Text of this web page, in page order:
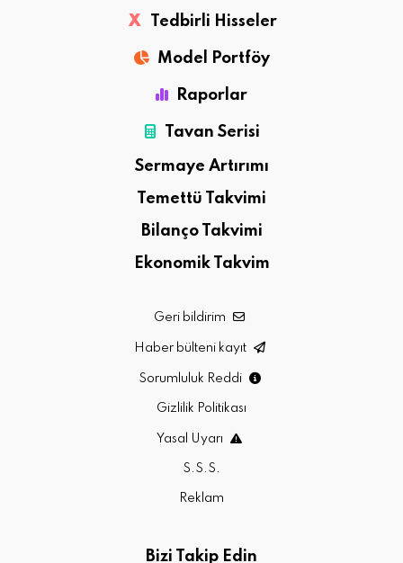
X Tedbirli Hisseler
Model Portföy
Raporlar
Tavan Serisi
Sermaye Artırımı
Temettü Takvimi
Bilanço Takvimi
Ekonomik Takvim
Geri bildirim
Haber bülteni kayıt
Sorumluluk Reddi
Gizlilik Politikası
Yasal Uyarı
S.S.S.
Reklam
Bizi Takip Edin